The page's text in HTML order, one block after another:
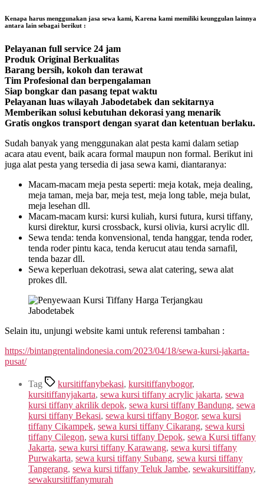
Kenapa harus menggunakan jasa sewa kami, Karena kami memiliki keunggulan lainnya
antara lain sebagai berikut :
Pelayanan full service 24 jam
Produk Original Berkualitas
Barang bersih, kokoh dan terawat
Tim Profesional dan berpengalaman
Siap bongkar dan pasang tepat waktu
Pelayanan luas wilayah Jabodetabek dan sekitarnya
Memberikan solusi kebutuhan dekorasi yang menarik
Gratis ongkos transport dengan syarat dan ketentuan berlaku.
Sudah banyak yang menggunakan alat pesta kami dalam setiap
acara atau event, baik acara formal maupun non formal. Berikut ini
juga alat pesta yang tersedia di jasa sewa kami, diantaranya:
Macam-macam meja pesta seperti: meja kotak, meja dealing,
meja taman, meja bar, meja test, meja long table, meja bulat,
meja lesehan dll.
Macam-macam kursi: kursi kuliah, kursi futura, kursi tiffany,
kursi direktur, kursi crossback, kursi olivia, kursi acrylic dll.
Sewa tenda: tenda konvensional, tenda hanggar, tenda roder,
tenda roder pintu kaca, tenda kerucut atau tenda sarnafil,
tenda bazar dll.
Sewa keperluan dekotrasi, sewa alat catering, sewa alat
prokes dll.
Selain itu, unjungi website kami untuk referensi tambahan :
https://bintangrentalindonesia.com/2023/04/18/sewa-kursi-jakarta-
pusat/
Tag kursitiffanybekasi, kursitiffanybogor,
kursitiffanyjakarta, sewa kursi tiffany acrylic jakarta, sewa
kursi tiffany akrilik depok, sewa kursi tiffany Bandung, sewa
kursi tiffany Bekasi, sewa kursi tiffany Bogor, sewa kursi
tiffany Cikampek, sewa kursi tiffany Cikarang, sewa kursi
tiffany Cilegon, sewa kursi tiffany Depok, sewa Kursi tiffany
Jakarta, sewa kursi tiffany Karawang, sewa kursi tiffany
Purwakarta, sewa kursi tiffany Subang, sewa kursi tiffany
Tangerang, sewa kursi tiffany Teluk Jambe, sewakursitiffany,
sewakursitiffanymurah